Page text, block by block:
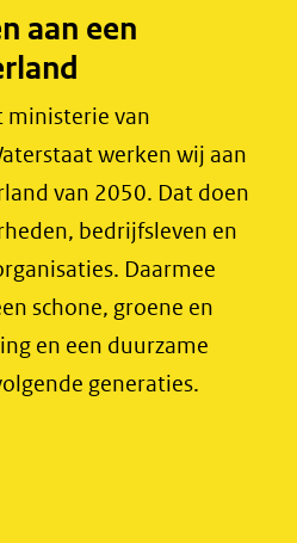
aan een
ministerie van
werken wij aan
van 2050. Dat doen
bedrijfsleven en
Daarmee
schone, groene en
en een duurzame
generaties.